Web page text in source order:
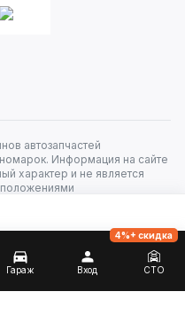
автозапчастей
Информация на сайте
характер и не является
Гараж Вход СТО
4%+ скидка